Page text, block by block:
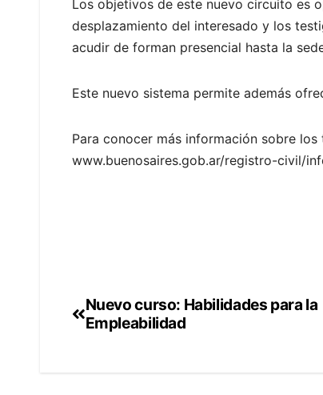
Los objetivos de este nuevo circuito es
desplazamiento del interesado y los
acudir de forman presencial hasta la
Este nuevo sistema permite además
Para conocer más información sobre
www.buenosaires.gob.ar/registro-civil/
Navegación
Nuevo curso: Habilidades para la
Empleabilidad